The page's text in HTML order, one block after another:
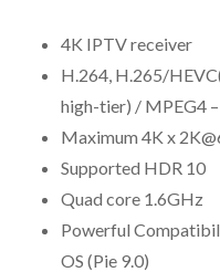
4K IPTV receiver
H.264, H.265/
high-tier) / MPEG4
Maximum 4K x
Supported HDR 10
Quad core 1.6GHz
Powerful
OS (Pie 9.0)